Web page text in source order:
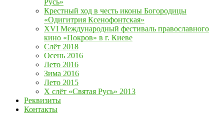
Крестный ход в честь иконы Богородицы
«Одигитрия Ксенофонтская»
XVI Международный фестиваль православного
кино «Покров» в г. Киеве
Слёт 2018
Осень 2016
Лето 2016
Зима 2016
Лето 2015
Х слёт «Святая Русь» 2013
Реквизиты
Контакты